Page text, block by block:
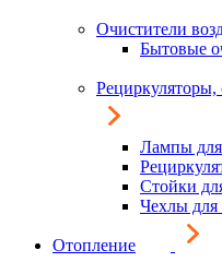
Очистители
Бытовые
Рециркуляторы,
Лампы для
Стойки
Чехлы для
Отопление